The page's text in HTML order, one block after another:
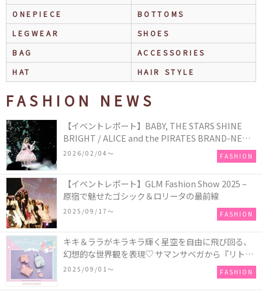
ONEPIECE
BOTTOMS
LEGWEAR
SHOES
BAG
ACCESSORIES
HAT
HAIR STYLE
FASHION NEWS
【イベントレポート】BABY, THE STARS SHINE
BRIGHT / ALICE and the PIRATES BRAND-NEW
COLLECTION in TOKYO
2026/02/04〜 FASHION
【イベントレポート】GLM Fashion Show 2025 –
原宿で魅せたゴシック＆ロリータの最前線
2025/09/17〜 FASHION
キキ＆ララがキラキラ輝く星空を自由に飛び回る、
幻想的な世界観を表現♡ サマンサベガから『リトル
ツインスターズ』50周年アニバーサリーイヤー』を
2025/09/01〜 FASHION